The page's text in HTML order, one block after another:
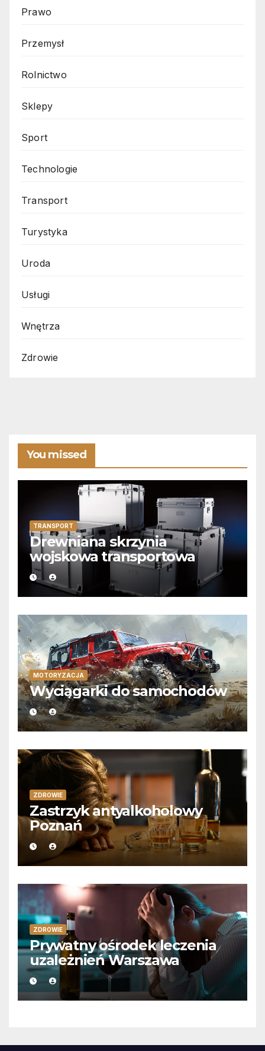
Prawo
Przemysł
Rolnictwo
Sklepy
Sport
Technologie
Transport
Turystyka
Uroda
Usługi
Wnętrza
Zdrowie
You missed
TRANSPORT
Drewniana skrzynia
wojskowa transportowa
MOTORYZACJA
Wyciągarki do samochodów
ZDROWIE
Zastrzyk antyalkoholowy
Poznań
ZDROWIE
Prywatny ośrodek leczenia
uzależnień Warszawa